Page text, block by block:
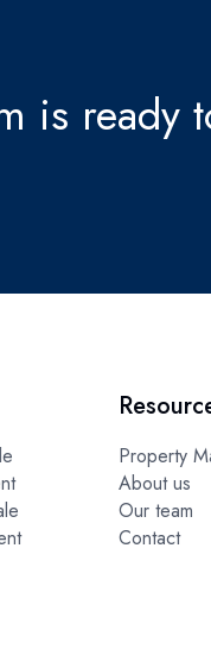
is ready
Property
About us
Our team
Contact